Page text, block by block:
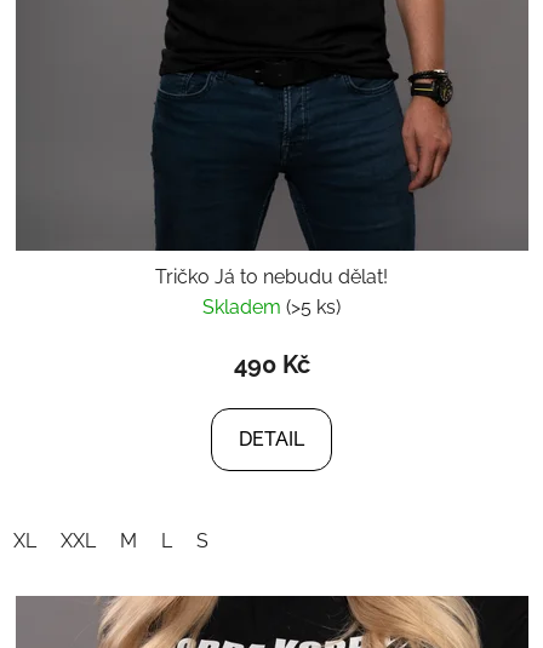
Tričko Já to nebudu dělat!
Skladem (>5 ks)
490 Kč
DETAIL
XL XXL M L S